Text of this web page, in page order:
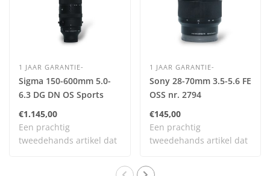
1 JAAR GARANTIE-
Sigma 150-600mm 5.0-
6.3 DG DN OS Sports
(Sony FE) nr. 2905
€1.145,00
Een prachtig
tweedehands artikel dat
1 JAAR GARANTIE-
Sony 28-70mm 3.5-5.6 FE
OSS nr. 2794
€145,00
Een prachtig
tweedehands artikel dat